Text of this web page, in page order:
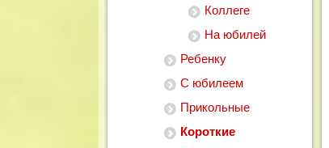
Коллеге
На юбилей
Ребенку
С юбилеем
Прикольные
Короткие